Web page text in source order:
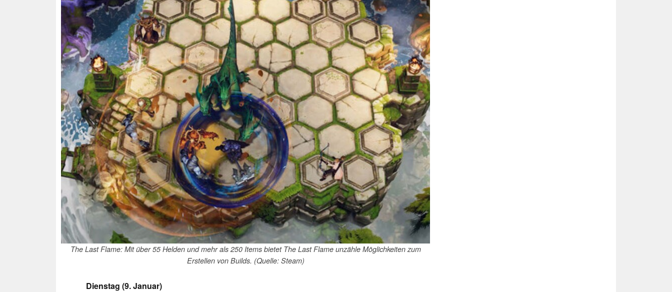
The Last Flame: Mit über 55 Helden und mehr als 250 Items bietet The Last Flame unzähle Möglichkeiten zum
Erstellen von Builds. (Quelle: Steam)
Dienstag (9. Januar)